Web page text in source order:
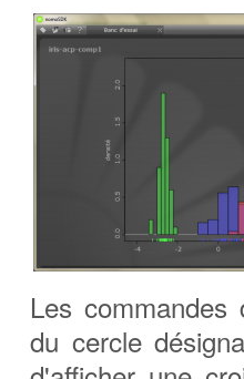
Les commandes
du cercle